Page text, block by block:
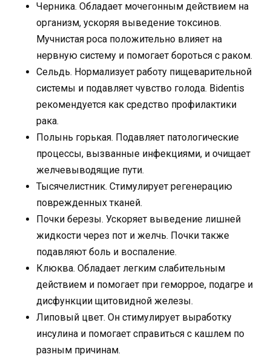
Черника. Обладает мочегонным действием на
организм, ускоряя выведение токсинов.
Мучнистая роса положительно влияет на
нервную систему и помогает бороться с раком.
Сельдь. Нормализует работу пищеварительной
системы и подавляет чувство голода. Bidentis
рекомендуется как средство профилактики
рака.
Полынь горькая. Подавляет патологические
процессы, вызванные инфекциями, и очищает
желчевыводящие пути.
Тысячелистник. Стимулирует регенерацию
поврежденных тканей.
Почки березы. Ускоряет выведение лишней
жидкости через пот и желчь. Почки также
подавляют боль и воспаление.
Клюква. Обладает легким слабительным
действием и помогает при геморрое, подагре и
дисфункции щитовидной железы.
Липовый цвет. Он стимулирует выработку
инсулина и помогает справиться с кашлем по
разным причинам.